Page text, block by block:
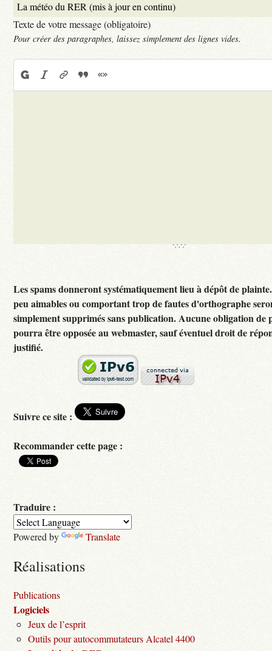
Texte de votre message (obligatoire)
Pour créer des paragraphes, laissez simplement des lignes vides.
Les spams donneront systématiquement lieu à dépôt de plainte.
peu aimables ou comportant trop de fautes d'orthographe
simplement supprimés sans publication. Aucune obligation de
pourra être opposée au webmaster, sauf éventuel droit de
justifié.
Suivre ce site :
Recommander cette page :
Traduire :
Powered by Translate
Réalisations
Publications
Logiciels
Jeux de l’esprit
Outils pour autocommutateurs Alcatel 4400